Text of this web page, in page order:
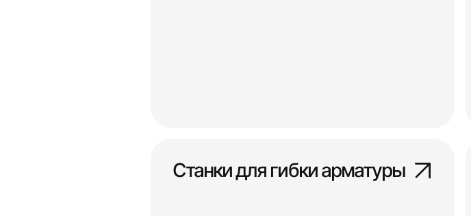
Станки для гибки арматуры